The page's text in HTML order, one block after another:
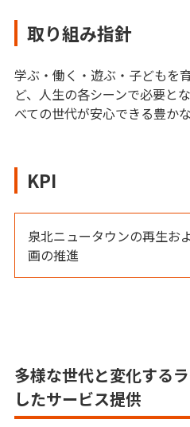
取り組み指針
学ぶ・働く・遊ぶ・子どもを
ど、人生の各シーンで必要と
べての世代が安心できる豊か
KPI
泉北ニュータウンの再生お
画の推進
多様な世代と変化する
したサービス提供